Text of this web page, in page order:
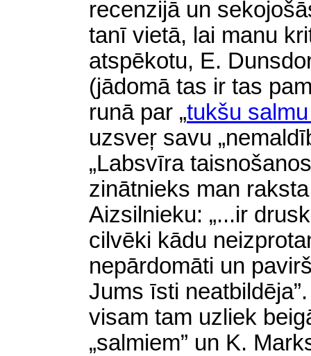
recenzijā un
tanī vietā, lai manu
atspēkotu, E.
(jādomā tas ir tas
runā par „tukšu
uzsveŗ savu
„Labsvīra
zinātnieks man
Aizsilnieku: „...ir
cilvēki kādu
nepārdomāti un
Jums īsti
visam tam uzliek
„salmiem” un K.